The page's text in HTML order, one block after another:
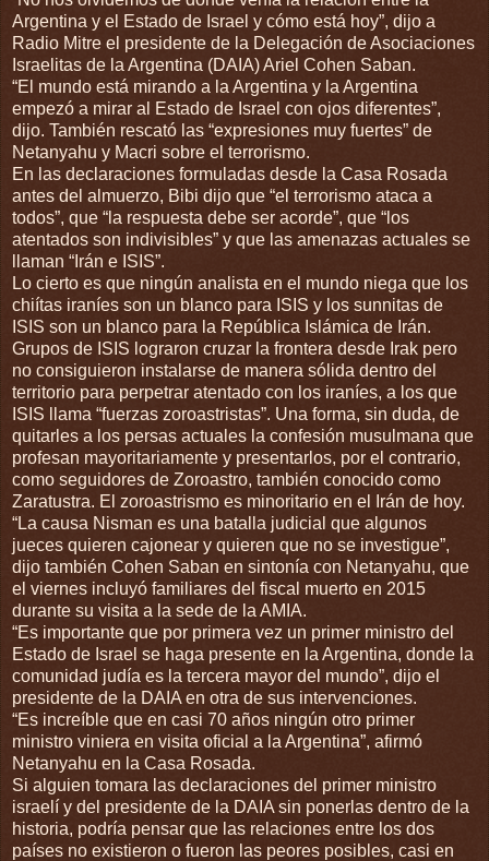
Argentina y el Estado de Israel y cómo está hoy”, dijo a
Radio Mitre el presidente de la Delegación de Asociaciones
Israelitas de la Argentina (DAIA) Ariel Cohen Saban.
“El mundo está mirando a la Argentina y la Argentina
empezó a mirar al Estado de Israel con ojos diferentes”,
dijo. También rescató las “expresiones muy fuertes” de
Netanyahu y Macri sobre el terrorismo.
En las declaraciones formuladas desde la Casa Rosada
antes del almuerzo, Bibi dijo que “el terrorismo ataca a
todos”, que “la respuesta debe ser acorde”, que “los
atentados son indivisibles” y que las amenazas actuales se
llaman “Irán e ISIS”.
Lo cierto es que ningún analista en el mundo niega que los
chiítas iraníes son un blanco para ISIS y los sunnitas de
ISIS son un blanco para la República Islámica de Irán.
Grupos de ISIS lograron cruzar la frontera desde Irak pero
no consiguieron instalarse de manera sólida dentro del
territorio para perpetrar atentado con los iraníes, a los que
ISIS llama “fuerzas zoroastristas”. Una forma, sin duda, de
quitarles a los persas actuales la confesión musulmana que
profesan mayoritariamente y presentarlos, por el contrario,
como seguidores de Zoroastro, también conocido como
Zaratustra. El zoroastrismo es minoritario en el Irán de hoy.
“La causa Nisman es una batalla judicial que algunos
jueces quieren cajonear y quieren que no se investigue”,
dijo también Cohen Saban en sintonía con Netanyahu, que
el viernes incluyó familiares del fiscal muerto en 2015
durante su visita a la sede de la AMIA.
“Es importante que por primera vez un primer ministro del
Estado de Israel se haga presente en la Argentina, donde la
comunidad judía es la tercera mayor del mundo”, dijo el
presidente de la DAIA en otra de sus intervenciones.
“Es increíble que en casi 70 años ningún otro primer
ministro viniera en visita oficial a la Argentina”, afirmó
Netanyahu en la Casa Rosada.
Si alguien tomara las declaraciones del primer ministro
israelí y del presidente de la DAIA sin ponerlas dentro de la
historia, podría pensar que las relaciones entre los dos
países no existieron o fueron las peores posibles, casi en